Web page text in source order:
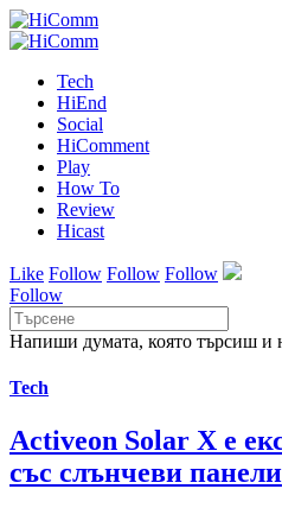
Tech
HiEnd
Social
HiComment
Play
How To
Review
Hicast
Like Follow Follow Follow
Follow
Напиши думата, която търсиш и
Tech
Activeon Solar X е
със слънчеви панели